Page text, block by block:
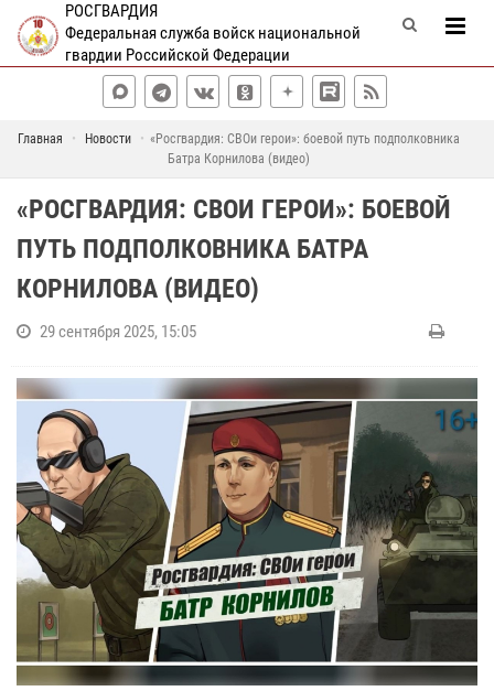
РОСГВАРДИЯ
Федеральная служба войск национальной
гвардии Российской Федерации
Главная Новости
«Росгвардия: СВОи герои»: боевой путь подполковника
Батра Корнилова (видео)
«РОСГВАРДИЯ: СВОИ ГЕРОИ»: БОЕВОЙ
ПУТЬ ПОДПОЛКОВНИКА БАТРА
КОРНИЛОВА (ВИДЕО)
29 сентября 2025, 15:05